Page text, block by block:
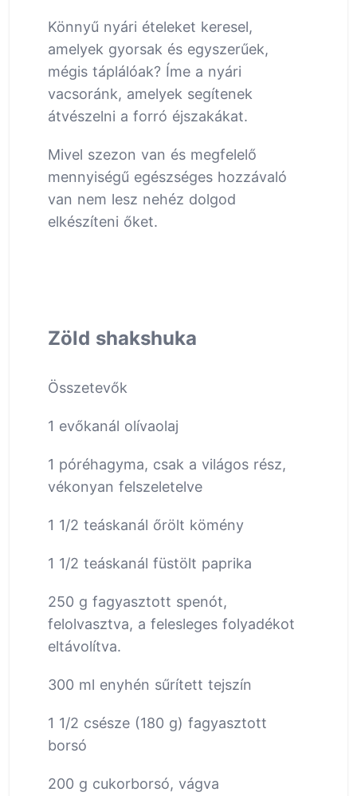
Könnyű nyári ételeket keresel,
amelyek gyorsak és egyszerűek,
mégis táplálóak? Íme a nyári
vacsoránk, amelyek segítenek
átvészelni a forró éjszakákat.
Mivel szezon van és megfelelő
mennyiségű egészséges hozzávaló
van nem lesz nehéz dolgod
elkészíteni őket.
Zöld shakshuka
Összetevők
1 evőkanál olívaolaj
1 póréhagyma, csak a világos rész,
vékonyan felszeletelve
1 1/2 teáskanál őrölt kömény
1 1/2 teáskanál füstölt paprika
250 g fagyasztott spenót,
felolvasztva, a felesleges folyadékot
eltávolítva.
300 ml enyhén sűrített tejszín
1 1/2 csésze (180 g) fagyasztott
borsó
200 g cukorborsó, vágva